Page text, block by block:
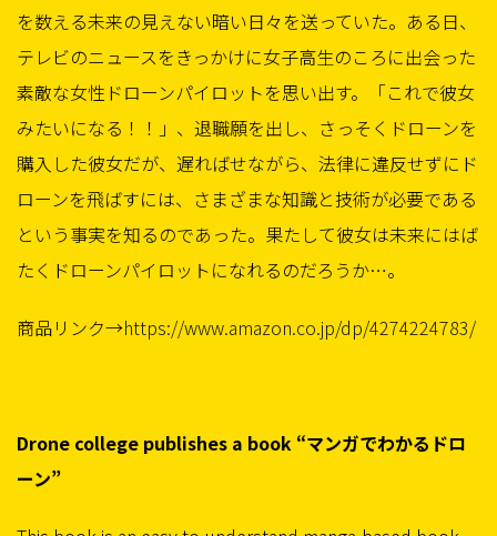
を数える未来の見えない暗い日々を送っていた。ある日、
テレビのニュースをきっかけに女子高生のころに出会った
素敵な女性ドローンパイロットを思い出す。「これで彼女
みたいになる！！」、退職願を出し、さっそくドローンを
購入した彼女だが、遅ればせながら、法律に違反せずにド
ローンを飛ばすには、さまざまな知識と技術が必要である
という事実を知るのであった。果たして彼女は未来にはば
たくドローンパイロットになれるのだろうか…。
商品リンク→https://www.amazon.co.jp/dp/4274224783/
Drone college publishes a book “マンガでわかるドロ
ーン”